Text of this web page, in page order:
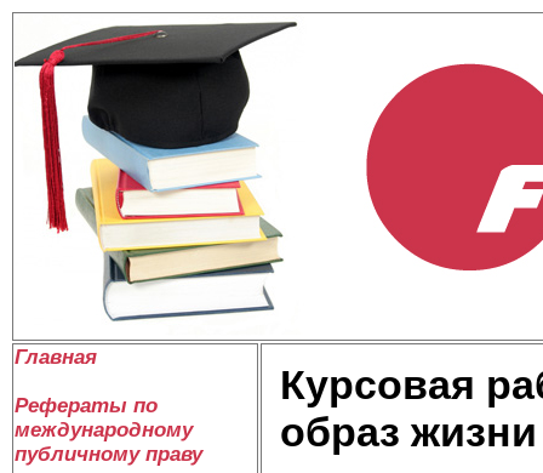
Главная
Рефераты по
международному
публичному праву
Курсовая
образ